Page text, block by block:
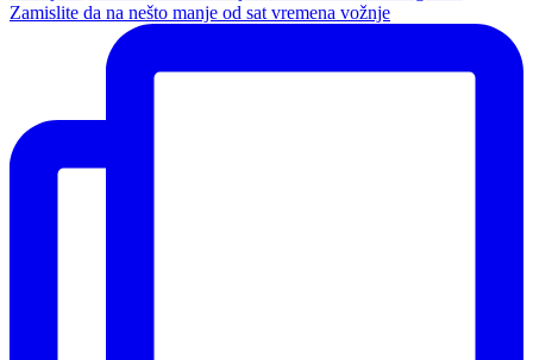
Zamislite da na nešto manje od sat vremena vožnje